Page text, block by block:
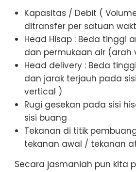
Kapasitas / Debit (
ditransfer per satuan
Head Hisap : Beda tinggi
dan permukaan air (arah
Head delivery : Beda
dan jarak terjauh pada
vertical )
Rugi gesekan pada sisi
sisi buang
Tekanan di titik
tekanan awal / tekanan
Secara jasmaniah pun kita